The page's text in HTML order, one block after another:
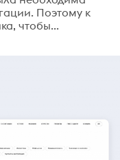
Поэтому к
чтобы...